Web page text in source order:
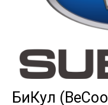
БиКул